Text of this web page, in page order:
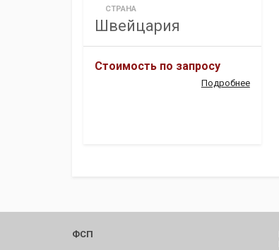
СТРАНА
Швейцария
Стоимость по запросу
Подробнее
ФСП